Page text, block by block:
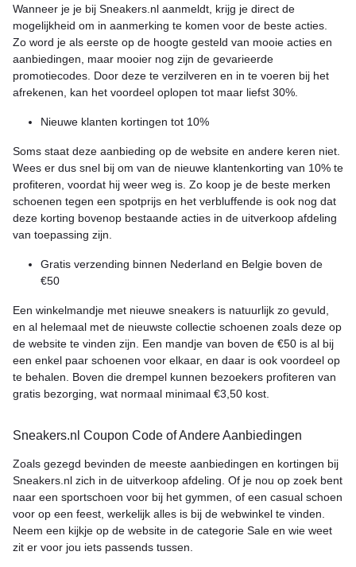
Wanneer je je bij Sneakers.nl aanmeldt, krijg je direct de
mogelijkheid om in aanmerking te komen voor de beste acties.
Zo word je als eerste op de hoogte gesteld van mooie acties en
aanbiedingen, maar mooier nog zijn de gevarieerde
promotiecodes. Door deze te verzilveren en in te voeren bij het
afrekenen, kan het voordeel oplopen tot maar liefst 30%.
Nieuwe klanten kortingen tot 10%
Soms staat deze aanbieding op de website en andere keren niet.
Wees er dus snel bij om van de nieuwe klantenkorting van 10% te
profiteren, voordat hij weer weg is. Zo koop je de beste merken
schoenen tegen een spotprijs en het verbluffende is ook nog dat
deze korting bovenop bestaande acties in de uitverkoop afdeling
van toepassing zijn.
Gratis verzending binnen Nederland en Belgie boven de
€50
Een winkelmandje met nieuwe sneakers is natuurlijk zo gevuld,
en al helemaal met de nieuwste collectie schoenen zoals deze op
de website te vinden zijn. Een mandje van boven de €50 is al bij
een enkel paar schoenen voor elkaar, en daar is ook voordeel op
te behalen. Boven die drempel kunnen bezoekers profiteren van
gratis bezorging, wat normaal minimaal €3,50 kost.
Sneakers.nl Coupon Code of Andere Aanbiedingen
Zoals gezegd bevinden de meeste aanbiedingen en kortingen bij
Sneakers.nl zich in de uitverkoop afdeling. Of je nou op zoek bent
naar een sportschoen voor bij het gymmen, of een casual schoen
voor op een feest, werkelijk alles is bij de webwinkel te vinden.
Neem een kijkje op de website in de categorie Sale en wie weet
zit er voor jou iets passends tussen.